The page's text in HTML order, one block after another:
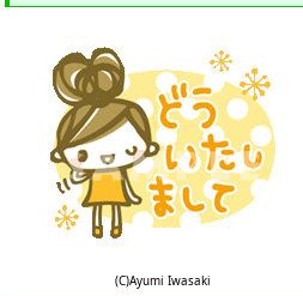
(C)Ayumi Iwasaki